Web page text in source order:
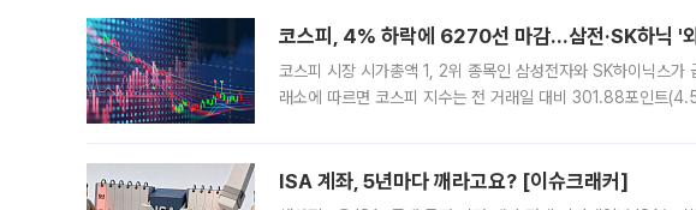
코스피, 4% 하락에 6270선 마감…삼전·SK하닉 '
코스피 시장 시가총액 1, 2위 종목인 삼성전자와 SK하이닉스
래소에 따르면 코스피 지수는 전 거래일 대비 301.88포인트
ISA 계좌, 5년마다 깨라고요? [이슈크래커]